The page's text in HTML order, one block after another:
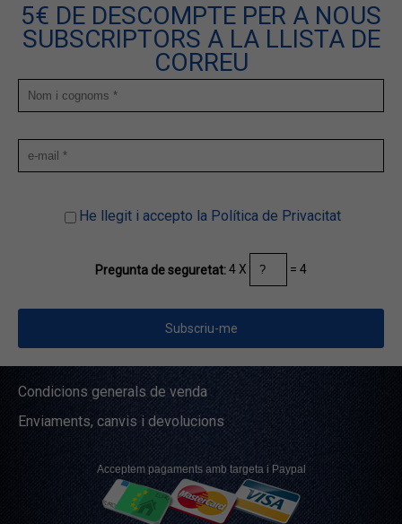
5€ DE DESCOMPTE PER A NOUS
SUBSCRIPTORS A LA LLISTA DE
CORREU
He llegit i accepto la Política de Privacitat
Pregunta de seguretat:4 X = 4
Condicions generals de venda
Enviaments, canvis i devolucions
Acceptem pagaments amb targeta i Paypal